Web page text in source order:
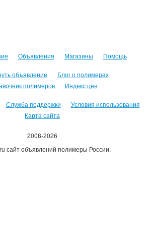
Объявления Магазины Помощь
объявление
Блог о полимерах
полимеров
Индекс цен
Служба поддержки
Условия использования
Карта сайта
2008-2026
сайт объявлений полимеры России.